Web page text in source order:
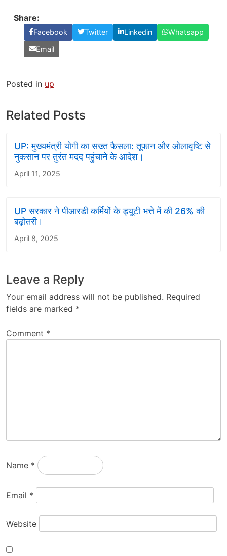
Share:
Facebook Twitter Linkedin
Whatsapp
Email
Posted in up
Related Posts
UP: मुख्यमंत्री योगी का सख्त फैसला: तूफान और ओलावृष्टि से
नुकसान पर तुरंत मदद पहुंचाने के आदेश।
April 11, 2025
UP सरकार ने पीआरडी कर्मियों के ड्यूटी भत्ते में की 26% की
बढ़ोतरी।
April 8, 2025
Leave a Reply
Your email address will not be published. Required
fields are marked *
Comment *
Name *
Email *
Website